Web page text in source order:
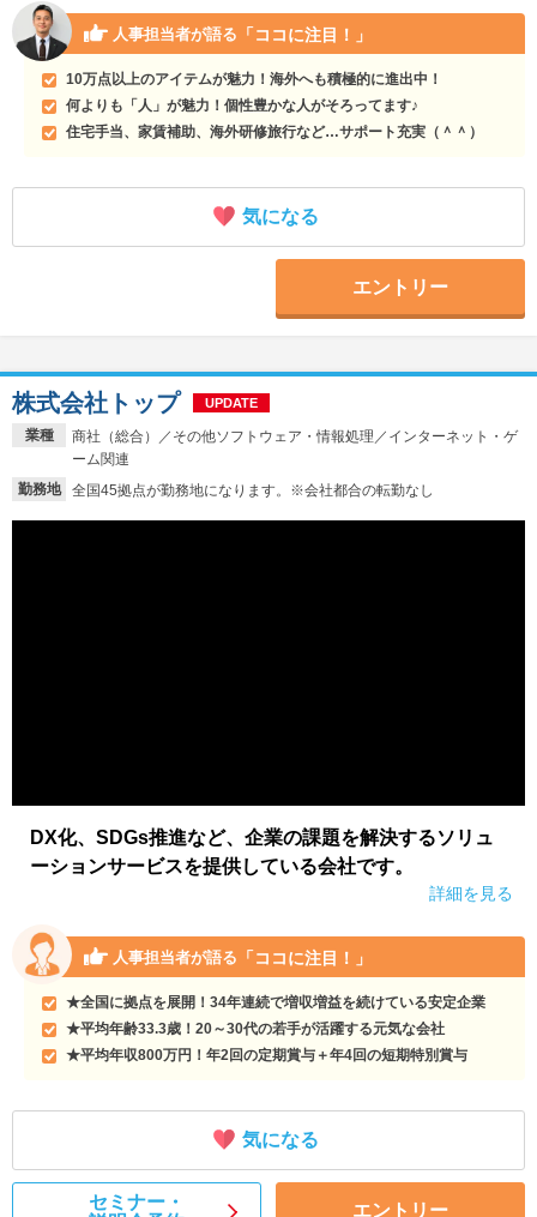
人事担当者が語る 「ココに注目！」
10万点以上のアイテムが魅力！海外へも積極的に進出中！
何よりも「人」が魅力！個性豊かな人がそろってます♪
住宅手当、家賃補助、海外研修旅行など…サポート充実（＾＾）
気になる
エントリー
業種
商社（総合）／その他ソフトウェア・情報処理／インターネット・ゲ
ーム関連
勤務地
全国45拠点が勤務地になります。※会社都合の転勤なし
株式会社トップ UPDATE
DX化、SDGs推進など、企業の課題を解決するソリュ
ーションサービスを提供している会社です。
詳細を見る
人事担当者が語る 「ココに注目！」
★全国に拠点を展開！34年連続で増収増益を続けている安定企業
★平均年齢33.3歳！20～30代の若手が活躍する元気な会社
★平均年収800万円！年2回の定期賞与＋年4回の短期特別賞与
気になる
セミナー・
エントリー